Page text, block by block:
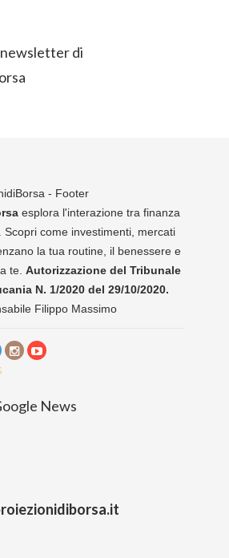
esplora l'interazione tra finanza
Scopri come investimenti, mercati
la tua routine, il benessere e
te. Autorizzazione del Tribunale
N. 1/2020 del 29/10/2020.
Filippo Massimo